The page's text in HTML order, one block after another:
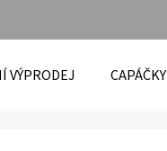
VÝPRODEJ CAPÁČKY